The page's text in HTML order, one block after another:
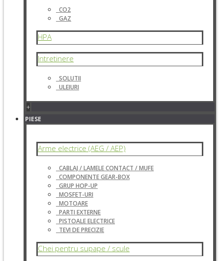
CO2
GAZ
HPA
Intretinere
SOLUTII
ULEIURI
+
PIESE
Arme electrice (AEG / AEP)
CABLAJ / LAMELE CONTACT / MUFE
COMPONENTE GEAR-BOX
GRUP HOP-UP
MOSFET-URI
MOTOARE
PARTI EXTERNE
PISTOALE ELECTRICE
TEVI DE PRECIZIE
Chei pentru supape / scule